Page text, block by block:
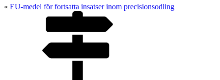
« EU-medel för fortsatta insatser inom precisionsodling